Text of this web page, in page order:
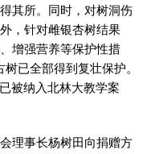
其所。同时，对树洞伤
，针对雌银杏树结果
增强营养等保护性措
已全部得到复壮保护。
被纳入北林大教学案
事长杨树田向捐赠方